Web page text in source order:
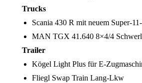
Trucks
Scania 430 R mit neuem Super-
MAN TGX 41.640 8×4/4
Trailer
Kögel Light Plus für E-
Fliegl Swap Train Lang-Lkw